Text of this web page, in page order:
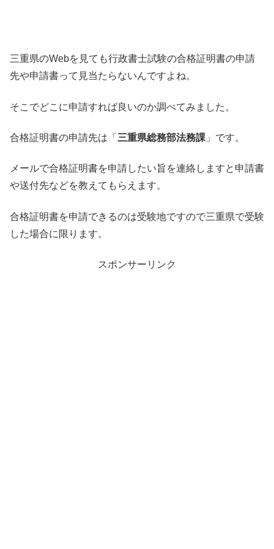
三重県のWebを見ても行政書士試験の合格証明書の申請
先や申請書って見当たらないんですよね。
そこでどこに申請すれば良いのか調べてみました。
合格証明書の申請先は「 三重県総務部法務課 」です。
メールで合格証明書を申請したい旨を連絡しますと申請書
や送付先などを教えてもらえます。
合格証明書を申請できるのは受験地ですので三重県で受験
した場合に限ります。
スポンサーリンク